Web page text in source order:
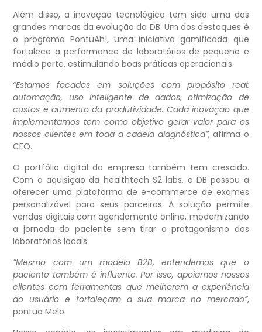
Além disso, a inovação tecnológica tem sido uma das
grandes marcas da evolução do DB. Um dos destaques é
o programa PontuAh!, uma iniciativa gamificada que
fortalece a performance de laboratórios de pequeno e
médio porte, estimulando boas práticas operacionais.
“Estamos focados em soluções com propósito real:
automação, uso inteligente de dados, otimização de
custos e aumento da produtividade. Cada inovação que
implementamos tem como objetivo gerar valor para os
nossos clientes em toda a cadeia diagnóstica”, afirma o
CEO.
O portfólio digital da empresa também tem crescido.
Com a aquisição da healthtech S2 labs, o DB passou a
oferecer uma plataforma de e-commerce de exames
personalizável para seus parceiros. A solução permite
vendas digitais com agendamento online, modernizando
a jornada do paciente sem tirar o protagonismo dos
laboratórios locais.
“Mesmo com um modelo B2B, entendemos que o
paciente também é influente. Por isso, apoiamos nossos
clientes com ferramentas que melhorem a experiência
do usuário e fortaleçam a sua marca no mercado”,
pontua Melo.